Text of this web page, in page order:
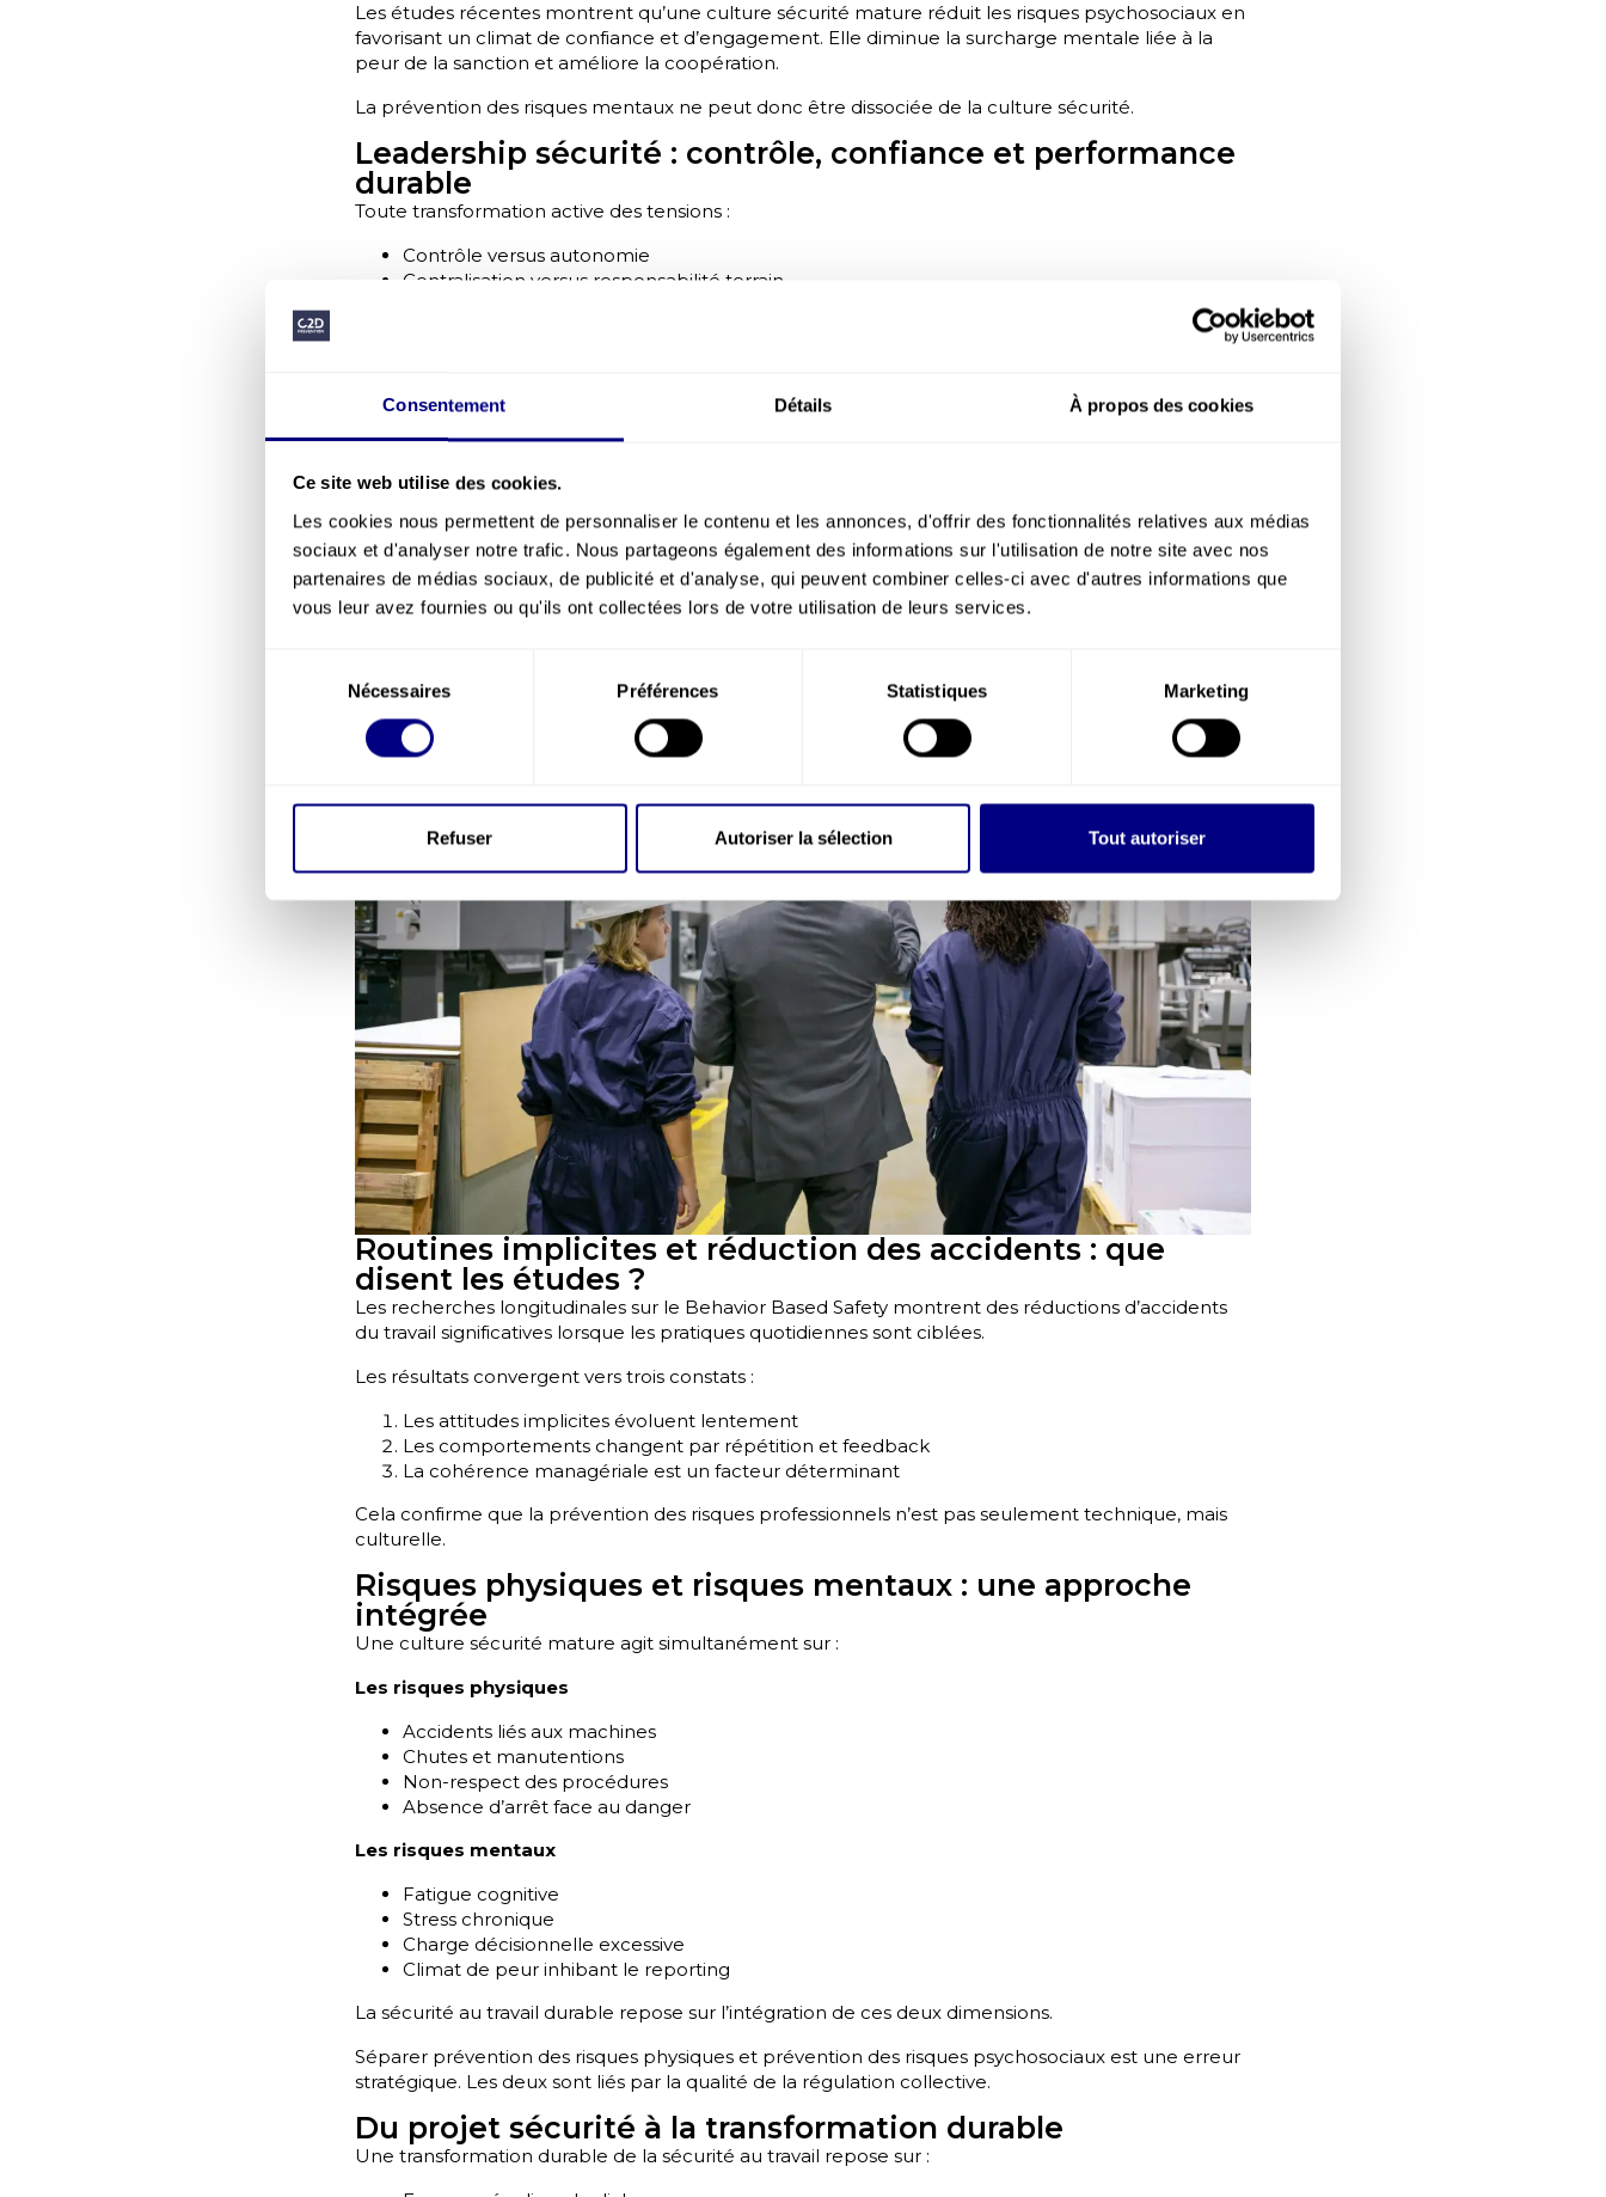
Consentement Détails À propos des cookies
Ce site web utilise des cookies.
Les cookies nous permettent de personnaliser le contenu et les annonces, d'offrir des fonctionnalités relatives aux médias
sociaux et d'analyser notre trafic. Nous partageons également des informations sur l'utilisation de notre site avec nos
partenaires de médias sociaux, de publicité et d'analyse, qui peuvent combiner celles-ci avec d'autres informations que
vous leur avez fournies ou qu'ils ont collectées lors de votre utilisation de leurs services.
consentement
Nécessaires Préférences Statistiques Marketing
Refuser Autoriser la sélection Tout autoriser
Les études récentes montrent qu’une culture sécurité mature réduit les risques psychosociaux en
favorisant un climat de confiance et d’engagement. Elle diminue la surcharge mentale liée à la
peur de la sanction et améliore la coopération.
La prévention des risques mentaux ne peut donc être dissociée de la culture sécurité.
Leadership sécurité : contrôle, confiance et performance
durable
Toute transformation active des tensions :
Contrôle versus autonomie
Centralisation versus responsabilité terrain
Le leadership sécurité efficace combine :
Cohérence comportementale
Modélisation quotidienne
Valorisation du signalement
Le manager ne change pas seulement d’outil. Il redéfinit ce que signifie être exemplaire en
matière de sécurité au travail.
Routines implicites et réduction des accidents : que
disent les études ?
Les recherches longitudinales sur le Behavior Based Safety montrent des réductions d’accidents
du travail significatives lorsque les pratiques quotidiennes sont ciblées.
Les résultats convergent vers trois constats :
Les attitudes implicites évoluent lentement
Les comportements changent par répétition et feedback
La cohérence managériale est un facteur déterminant
Cela confirme que la prévention des risques professionnels n’est pas seulement technique, mais
culturelle.
Risques physiques et risques mentaux : une approche
intégrée
Une culture sécurité mature agit simultanément sur :
Les risques physiques
Accidents liés aux machines
Chutes et manutentions
Non-respect des procédures
Absence d’arrêt face au danger
Les risques mentaux
Fatigue cognitive
Stress chronique
Charge décisionnelle excessive
Climat de peur inhibant le reporting
La sécurité au travail durable repose sur l’intégration de ces deux dimensions.
Séparer prévention des risques physiques et prévention des risques psychosociaux est une erreur
stratégique. Les deux sont liés par la qualité de la régulation collective.
Du projet sécurité à la transformation durable
Une transformation durable de la sécurité au travail repose sur :